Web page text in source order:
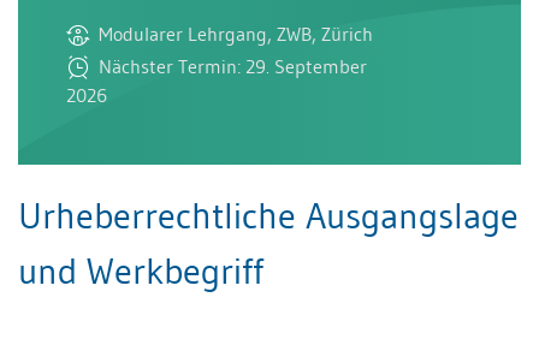
Modularer Lehrgang, ZWB, Zürich
Nächster Termin: 29. September
2026
Urheberrechtliche Ausgangslage
und Werkbegriff